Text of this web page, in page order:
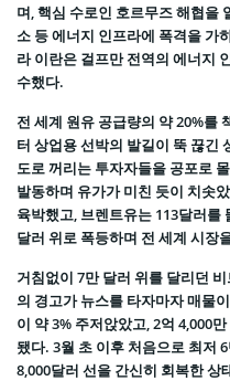
며, 핵심 수로인 호르무즈 해협을
소 등 에너지 인프라에 폭격을 가
라 이란은 걸프만 전역의 에너지
수했다.
전 세계 원유 공급량의 약 20%를
터 상업용 선박의 발길이 뚝 끊긴
도로 꺼리는 투자자들을 공포로
발동하며 유가가 미친 듯이 치솟
육박했고, 브렌트유는 113달러를
달러 위로 폭등하며 전 세계 시장
거침없이 7만 달러 위를 달리던
의 경고가 뉴스를 타자마자 매물
이 약 3% 주저앉았고, 2억 4,000
됐다. 3월 초 이후 처음으로 최저
8,000달러 선을 간신히 회복한 상